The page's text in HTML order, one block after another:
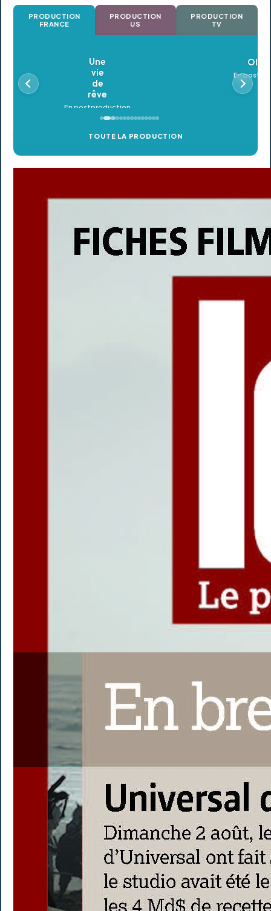
PRODUCTION
FRANCE
PRODUCTION
US
PRODUCTION
TV
Oldeupe
En postproduction
TOUTE LA PRODUCTION